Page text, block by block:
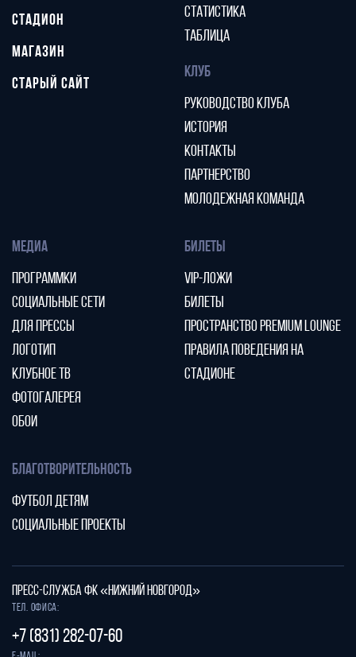
СТАДИОН
МАГАЗИН
СТАРЫЙ САЙТ
СТАТИСТИКА
ТАБЛИЦА
КЛУБ
РУКОВОДСТВО КЛУБА
ИСТОРИЯ
КОНТАКТЫ
ПАРТНЕРСТВО
МОЛОДЕЖНАЯ КОМАНДА
МЕДИА
ПРОГРАММКИ
СОЦИАЛЬНЫЕ СЕТИ
ДЛЯ ПРЕССЫ
ЛОГОТИП
КЛУБНОЕ ТВ
ФОТОГАЛЕРЕЯ
ОБОИ
БИЛЕТЫ
VIP-ЛОЖИ
БИЛЕТЫ
ПРОСТРАНСТВО PREMIUM LOUNGE
ПРАВИЛА ПОВЕДЕНИЯ НА
СТАДИОНЕ
БЛАГОТВОРИТЕЛЬНОСТЬ
ФУТБОЛ ДЕТЯМ
СОЦИАЛЬНЫЕ ПРОЕКТЫ
ПРЕСС-СЛУЖБА ФК «НИЖНИЙ НОВГОРОД»
Тел. офиса:
+7 (831) 282-07-60